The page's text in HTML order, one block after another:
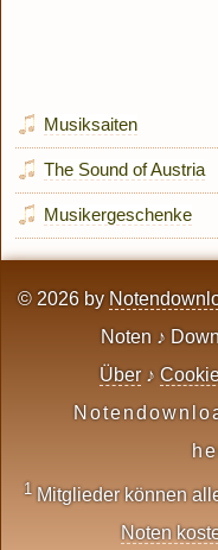
Musiksaiten
The Sound of Austria
Musikergeschenke
© 2026 by
Noten ♪
Über ♪
1 Mitglieder können
Noten